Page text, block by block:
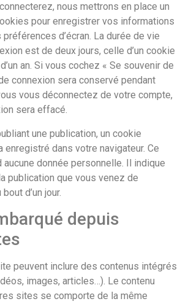
nous mettrons en place un
pour enregistrer vos informations
d’écran. La durée de vie
est de deux jours, celle d’un cookie
an. Si vous cochez « Se souvenir de
connexion sera conservé pendant
vous déconnectez de votre compte,
sera effacé.
une publication, un cookie
enregistré dans votre navigateur. Ce
donnée personnelle. Il indique
publication que vous venez de
d’un jour.
depuis
peuvent inclure des contenus intégrés
images, articles…). Le contenu
sites se comporte de la même